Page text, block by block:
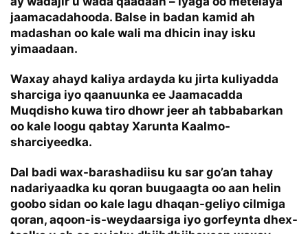
jaamacadahooda. Balse in badan kamid ah
madashan oo kale wali ma dhicin inay isku
yimaadaan.
Waxay ahayd kaliya ardayda ku jirta kuliyadda
sharciga iyo qaanuunka ee Jaamacadda
Muqdisho kuwa tiro dhowr jeer ah tabbabarkan
oo kale loogu qabtay Xarunta Kaalmo-
sharciyeedka.
Dal badi wax-barashadiisu ku sar go’an tahay
nadariyaadka ku qoran buugaagta oo aan helin
goobo sidan oo kale lagu dhaqan-geliyo cilmiga
qoran, aqoon-is-weydaarsiga iyo gorfeynta dhex-